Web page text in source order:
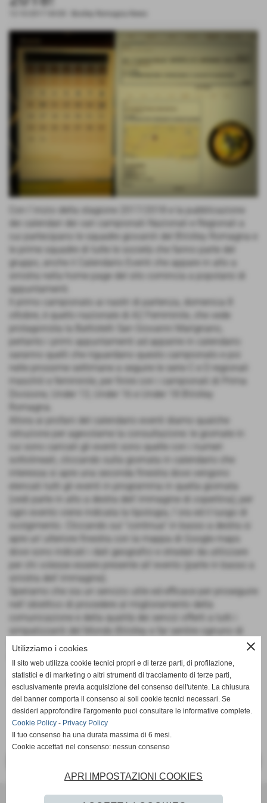
Con l´inizio della stagione 2017/2018 e la pubblicazione
dei calendari dei vari campionati Nazionali e Regionali a
cui partecipano le squadre giovanili del BVolley Romagna e
le prime squadre di tutte le società che fanno parte del
gruppo, anche il Calendario Eventi che appare in alto a
sinistra nella home page del sito comincia a popolarsi di
appuntamenti.
Il primo campionato ai nastri di partenza, domenica 8
ottobre, è quello nazionale di A2 Femminile, che vede
protagonista la Battistelli San Giovanni Marignano,
pertanto i primi appuntamenti ad apparire in calendario
saranno quelli che riguardano questo campionato e poi
nelle prossime settimane a seguire le serie C e D regionali
maschili e femminile, per finire con i campionati di Prima
Divisione, Under 13, Under 16 e Under 18 BVolley
Romagna.
Allora ai profani del calendario eventi diamo qualche
istruzione per agevolarne la consultazione: le giornate in
cui sono caricati gli eventi sono quelle con i numeri
sottolineati, cliccando sulla giornata in calendario che
interessa si apre una seconda finestra dove vengono
elencati tutti gli eventi in programma in quella giornata
(vedi parte in alto a destra dell´immagine di copertina); per
ogni evento viene indicata la tipologia, l´ora ed il luogo di
svolgimento. Cliccando sul "continua" in basso a destra si
apre un´ulteriore finestra con la mappa di Google maps
dove sono indicati i dati geografici e stradali da utilizzare
per chi volesse essere presente all´evento (parte in basso a
sinistra dell´immagine).
Speriamo che sia un servizio utile ed efficace per proseguire
nell´obiettivo di procedere al miglioramento della
comunicazione e della qualità dei servizi offerti a tutti i
simpatizzanti del Mondo BVolley e far sentire ognuno di
loro sempre più parte del gruppo.
Ufficio Stampa BVOLLEY ROMAGNA
BVOLLEY ROMAGNA
close
Utilizziamo i cookies
Il sito web utilizza cookie tecnici propri e di terze parti, di profilazione,
statistici e di marketing o altri strumenti di tracciamento di terze parti,
esclusivamente previa acquisizione del consenso dell'utente. La chiusura
del banner comporta il consenso ai soli cookie tecnici necessari. Se
desideri approfondire l'argomento puoi consultare le informative complete.
Cookie Policy - Privacy Policy
Il tuo consenso ha una durata massima di 6 mesi.
Cookie accettati nel consenso: nessun consenso
APRI IMPOSTAZIONI COOKIES